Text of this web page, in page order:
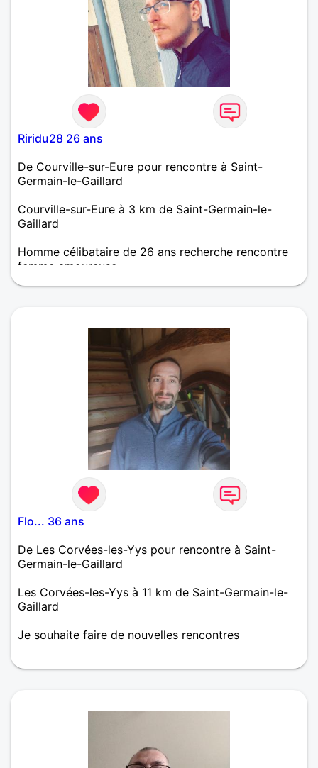
Riridu28 26 ans
De Courville-sur-Eure pour rencontre à Saint-
Germain-le-Gaillard
Courville-sur-Eure à 3 km de Saint-Germain-le-
Gaillard
Homme célibataire de 26 ans recherche rencontre
femme amoureuse
Moi c’est richard pas facile de faire une bio le plus
Flo... 36 ans
De Les Corvées-les-Yys pour rencontre à Saint-
Germain-le-Gaillard
Les Corvées-les-Yys à 11 km de Saint-Germain-le-
Gaillard
Je souhaite faire de nouvelles rencontres